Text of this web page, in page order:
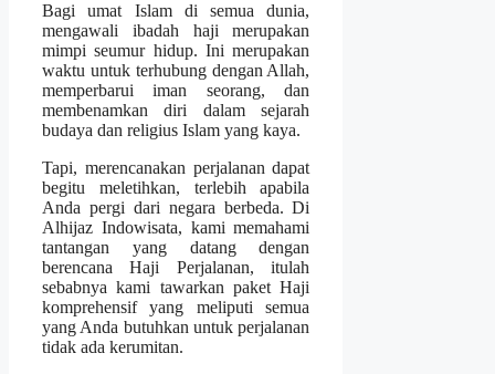
Bagi umat Islam di semua dunia,
mengawali ibadah haji merupakan
mimpi seumur hidup. Ini merupakan
waktu untuk terhubung dengan Allah,
memperbarui iman seorang, dan
membenamkan diri dalam sejarah
budaya dan religius Islam yang kaya.
Tapi, merencanakan perjalanan dapat
begitu meletihkan, terlebih apabila
Anda pergi dari negara berbeda. Di
Alhijaz Indowisata, kami memahami
tantangan yang datang dengan
berencana Haji Perjalanan, itulah
sebabnya kami tawarkan paket Haji
komprehensif yang meliputi semua
yang Anda butuhkan untuk perjalanan
tidak ada kerumitan.